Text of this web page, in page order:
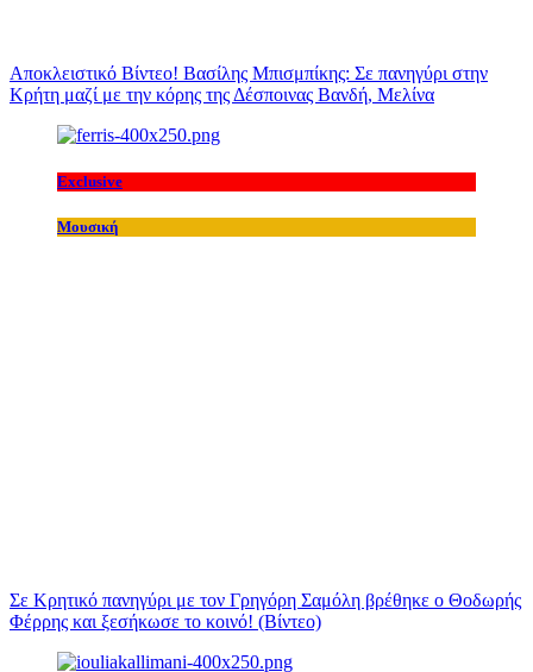
Αποκλειστικό Βίντεο! Βασίλης Μπισμπίκης: Σε πανηγύρι στην
Κρήτη μαζί με την κόρης της Δέσποινας Βανδή, Μελίνα
Exclusive
Μουσική
Σε Κρητικό πανηγύρι με τον Γρηγόρη Σαμόλη βρέθηκε ο Θοδωρής
Φέρρης και ξεσήκωσε το κοινό! (Βίντεο)